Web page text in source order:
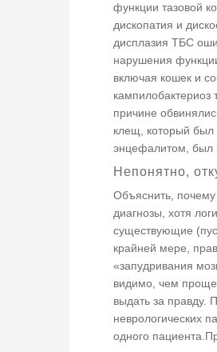
функции тазовой
дископатия и
дисплазия ТБС
нарушения
включая кошек и
кампилобактериоз
причине
клещ, который был
энцефалитом, был
Непонятно,
Объяснить,
диагнозы, хотя
существующие
крайней мере,
«запудривания
видимо, чем проще
выдать за правду.
неврологических
одного